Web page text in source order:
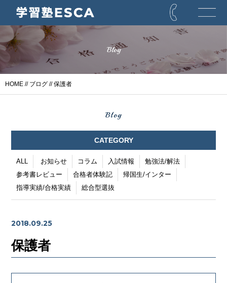
Blog
HOME // ブログ // 保護者
Blog
CATEGORY
ALL お知らせ コラム 入試情報
勉強法/解法
参考書レビュー
合格者体験記
帰国生/インター
指導実績/合格実績
総合型選抜
2018.09.25
保護者